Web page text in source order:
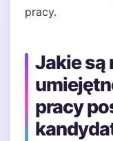
pracy.
Jakie są
pracy